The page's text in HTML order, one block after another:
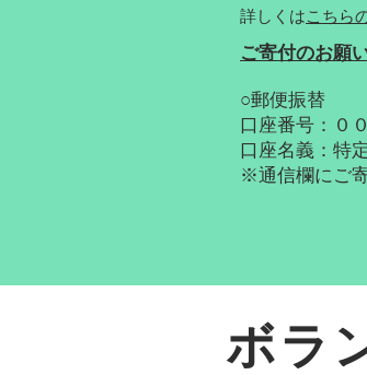
詳しくはこちら
ご寄付のお願
○郵便振替
口座番号：０
口座名義：特
※通信欄にご
ボラ